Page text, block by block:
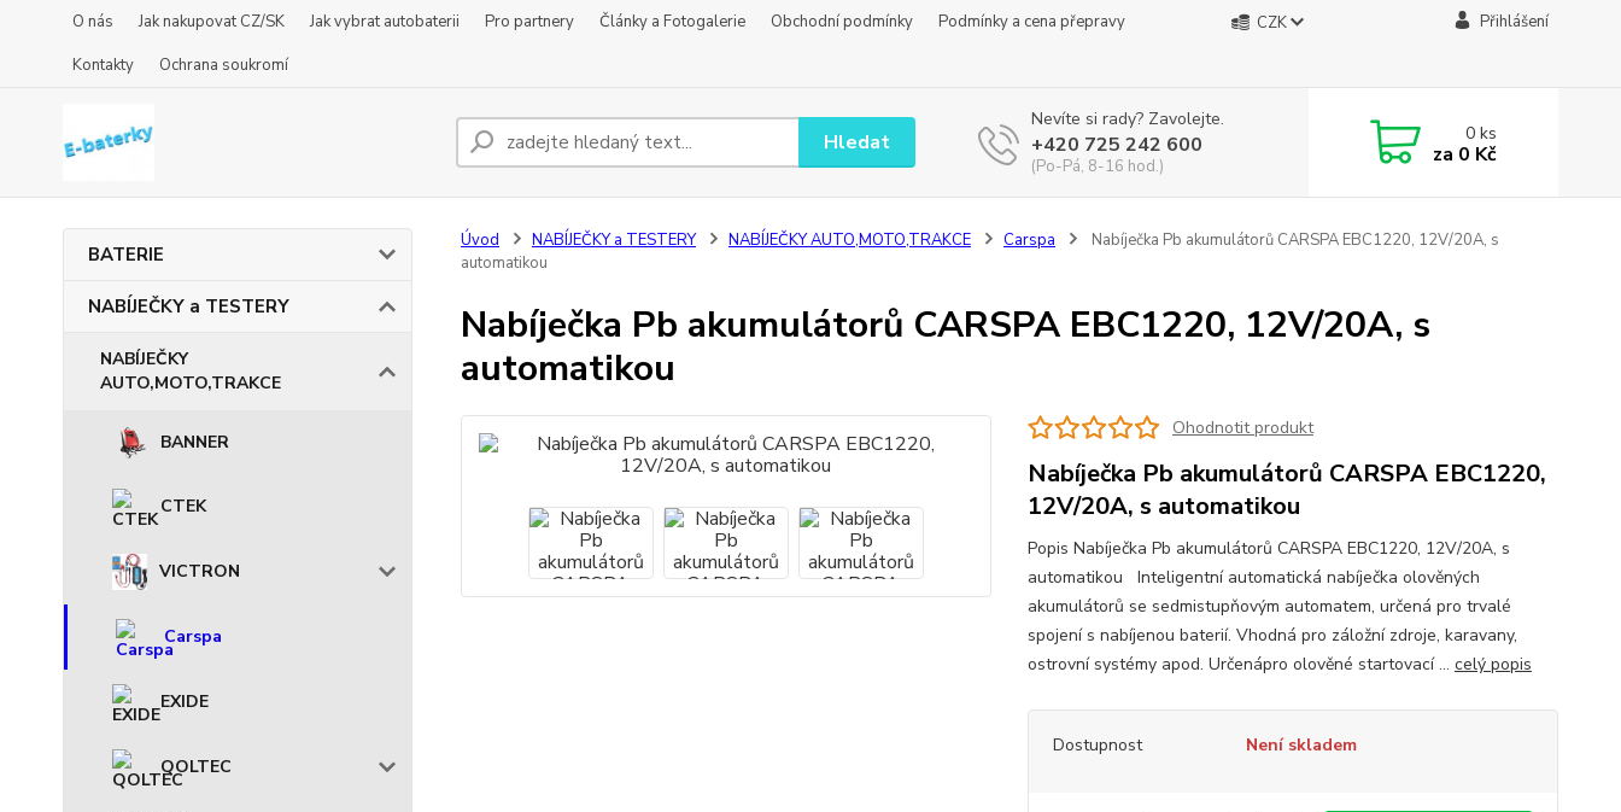
O nás Jak nakupovat CZ/SK Jak vybrat autobaterii Pro partnery Články a Fotogalerie Obchodní podmínky
Podmínky a cena přepravy
Kontakty
Ochrana soukromí
CZK Přihlášení
Hledat
Nevíte si rady? Zavolejte.
+420 725 242 600
(Po-Pá, 8-16 hod.)
0ks
za 0 Kč
BATERIE
NABÍJEČKY a TESTERY
NABÍJEČKY
AUTO,MOTO,TRAKCE
BANNER
CTEK
VICTRON
Carspa
EXIDE
QOLTEC
Úvod NABÍJEČKY a TESTERY NABÍJEČKY AUTO,MOTO,TRAKCE Carspa
Nabíječka Pb akumulátorů CARSPA EBC1220, 12V/20A, s
automatikou
Nabíječka Pb akumulátorů CARSPA EBC1220, 12V/20A, s
automatikou
Ohodnotit produkt
Nabíječka Pb akumulátorů CARSPA EBC1220,
12V/20A, s automatikou
Popis Nabíječka Pb akumulátorů CARSPA EBC1220, 12V/20A, s
automatikou Inteligentní automatická nabíječka olověných
akumulátorů se sedmistupňovým automatem, určená pro trvalé
spojení s nabíjenou baterií. Vhodná pro záložní zdroje, karavany,
ostrovní systémy apod. Určenápro olověné startovací ... celý popis
Dostupnost Není skladem